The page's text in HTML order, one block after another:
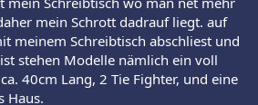
mein Schrott dadrauf liegt. auf
meinem Schreibtisch abschliest und
stehen Modelle nämlich ein voll
40cm Lang, 2 Tie Fighter, und eine
Haus.